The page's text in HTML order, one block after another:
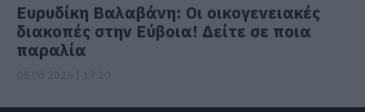
Ευρυδίκη Βαλαβάνη: Οι οικογενειακές
διακοπές στην Εύβοια! Δείτε σε ποια
παραλία